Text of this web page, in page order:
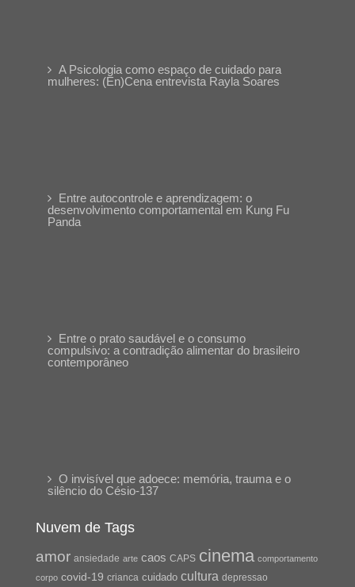
A Psicologia como espaço de cuidado para
mulheres: (En)Cena entrevista Rayla Soares
Entre autocontrole e aprendizagem: o
desenvolvimento comportamental em Kung Fu
Panda
Entre o prato saudável e o consumo
compulsivo: a contradição alimentar do brasileiro
contemporâneo
O invisível que adoece: memória, trauma e o
silêncio do Césio-137
Nuvem de Tags
amor ansiedade arte caos CAPS cinema comportamento
corpo covid-19 crianca cuidado cultura depressao